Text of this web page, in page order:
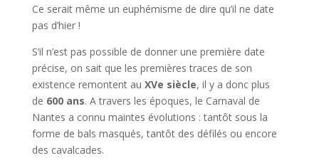
Ce serait même un euphémisme de dire qu’il ne date
pas d’hier !
S’il n’est pas possible de donner une première date
précise, on sait que les premières traces de son
existence remontent au XVe siècle, il y a donc plus
de 600 ans. A travers les époques, le Carnaval de
Nantes a connu maintes évolutions : tantôt sous la
forme de bals masqués, tantôt des défilés ou encore
des cavalcades.